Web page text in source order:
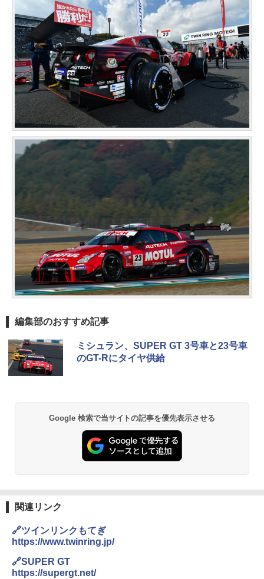
編集部のおすすめ記事
ミシュラン、SUPER GT 3号車と23号車
のGT-Rにタイヤ供給
Google 検索で当サイトの記事を優先表示させる
関連リンク
🔗ツインリンクもてぎ
https://www.twinring.jp/
🔗SUPER GT
https://supergt.net/